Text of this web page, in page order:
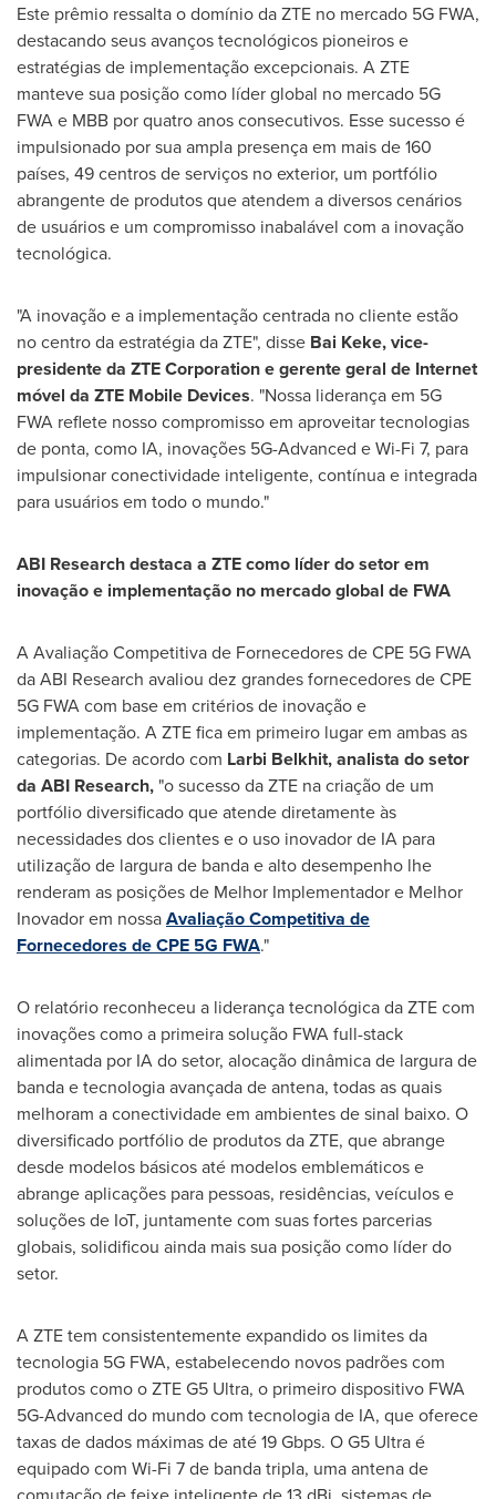
Este prêmio ressalta o domínio da ZTE no mercado 5G FWA,
destacando seus avanços tecnológicos pioneiros e
estratégias de implementação excepcionais. A ZTE
manteve sua posição como líder global no mercado 5G
FWA e MBB por quatro anos consecutivos. Esse sucesso é
impulsionado por sua ampla presença em mais de 160
países, 49 centros de serviços no exterior, um portfólio
abrangente de produtos que atendem a diversos cenários
de usuários e um compromisso inabalável com a inovação
tecnológica.
"A inovação e a implementação centrada no cliente estão
no centro da estratégia da ZTE", disse Bai Keke, vice-
presidente da ZTE Corporation e gerente geral de Internet
móvel da ZTE Mobile Devices. "Nossa liderança em 5G
FWA reflete nosso compromisso em aproveitar tecnologias
de ponta, como IA, inovações 5G-Advanced e Wi-Fi 7, para
impulsionar conectividade inteligente, contínua e integrada
para usuários em todo o mundo."
ABI Research destaca a ZTE como líder do setor em
inovação e implementação no mercado global de FWA
A Avaliação Competitiva de Fornecedores de CPE 5G FWA
da ABI Research avaliou dez grandes fornecedores de CPE
5G FWA com base em critérios de inovação e
implementação. A ZTE fica em primeiro lugar em ambas as
categorias. De acordo com Larbi Belkhit, analista do setor
da ABI Research, "o sucesso da ZTE na criação de um
portfólio diversificado que atende diretamente às
necessidades dos clientes e o uso inovador de IA para
utilização de largura de banda e alto desempenho lhe
renderam as posições de Melhor Implementador e Melhor
Inovador em nossaAvaliação Competitiva de
Fornecedores de CPE 5G FWA."
O relatório reconheceu a liderança tecnológica da ZTE com
inovações como a primeira solução FWA full-stack
alimentada por IA do setor, alocação dinâmica de largura de
banda e tecnologia avançada de antena, todas as quais
melhoram a conectividade em ambientes de sinal baixo. O
diversificado portfólio de produtos da ZTE, que abrange
desde modelos básicos até modelos emblemáticos e
abrange aplicações para pessoas, residências, veículos e
soluções de IoT, juntamente com suas fortes parcerias
globais, solidificou ainda mais sua posição como líder do
setor.
A ZTE tem consistentemente expandido os limites da
tecnologia 5G FWA, estabelecendo novos padrões com
produtos como o ZTE G5 Ultra, o primeiro dispositivo FWA
5G-Advanced do mundo com tecnologia de IA, que oferece
taxas de dados máximas de até 19 Gbps. O G5 Ultra é
equipado com Wi-Fi 7 de banda tripla, uma antena de